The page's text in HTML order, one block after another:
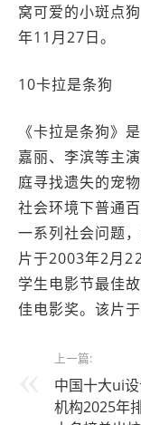
窝可爱的小斑点
年11月27日。
10卡拉是条狗
《卡拉是条狗》
嘉丽、李滨等主
庭寻找遗失的宠
社会环境下普通
一系列社会问题
片于2003年2月
学生电影节最佳
佳电影奖。该片
上一篇:
中国十大ui
机构2025年